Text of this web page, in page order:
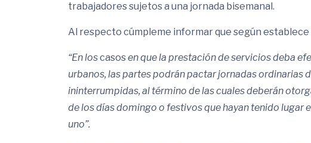
trabajadores sujetos a una jornada bisemanal.
Al respecto cúmpleme informar que según
“En loscasosen que la prestación de servicios deba
urbanos, las partes podrán pactar jornadas ordinarias
ininterrumpidas, al término de las cuales deberán
de los días domingo o festivos que hayan tenido lugar
uno”.